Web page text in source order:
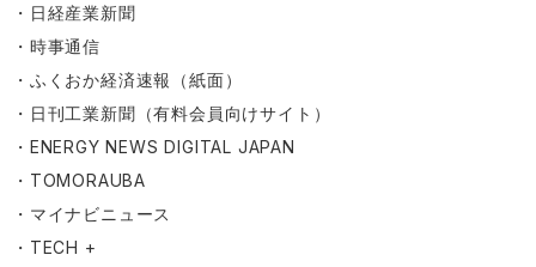
・ 日経産業新聞
・ 時事通信
・ふくおか経済速報（紙面）
・ 日刊工業新聞（有料会員向けサイト）
・ ENERGY NEWS DIGITAL JAPAN
・ TOMORAUBA
・ マイナビニュース
・ TECH +